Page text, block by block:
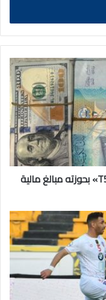
«الجمارك» تضبط مسافرًا في مطار «T5» بحوزته مبالغ مالية